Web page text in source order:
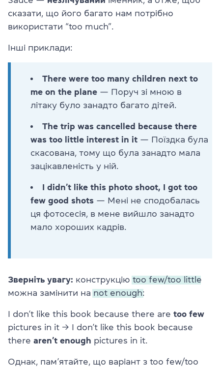
сказати, що його багато нам потрібно
використати “too much”.
Інші приклади:
There were too many children next to
me on the plane — Поруч зі мною в
літаку було занадто багато дітей.
The trip was cancelled because there
was too little interest in it — Поїздка була
скасована, тому що була занадто мала
зацікавленість у ній.
I didn’t like this photo shoot, I got too
few good shots — Мені не сподобалась
ця фотосесія, в мене вийшло занадто
мало хороших кадрів.
Зверніть увагу: конструкцію too few/too little
можна замінити на not enough:
I don’t like this book because there are too few
pictures in it → I don’t like this book because
there aren’t enough pictures in it.
Однак, пам’ятайте, що варіант з too few/too